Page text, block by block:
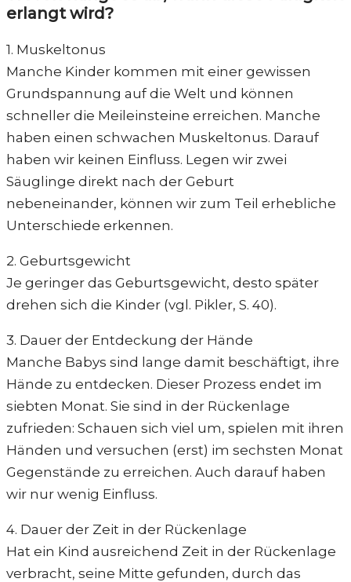
erlangt wird?
1. Muskeltonus
Manche Kinder kommen mit einer gewissen
Grundspannung auf die Welt und können
schneller die Meileinsteine erreichen. Manche
haben einen schwachen Muskeltonus. Darauf
haben wir keinen Einfluss. Legen wir zwei
Säuglinge direkt nach der Geburt
nebeneinander, können wir zum Teil erhebliche
Unterschiede erkennen.
2. Geburtsgewicht
Je geringer das Geburtsgewicht, desto später
drehen sich die Kinder (vgl. Pikler, S. 40).
3. Dauer der Entdeckung der Hände
Manche Babys sind lange damit beschäftigt, ihre
Hände zu entdecken. Dieser Prozess endet im
siebten Monat. Sie sind in der Rückenlage
zufrieden: Schauen sich viel um, spielen mit ihren
Händen und versuchen (erst) im sechsten Monat
Gegenstände zu erreichen. Auch darauf haben
wir nur wenig Einfluss.
4. Dauer der Zeit in der Rückenlage
Hat ein Kind ausreichend Zeit in der Rückenlage
verbracht, seine Mitte gefunden, durch das